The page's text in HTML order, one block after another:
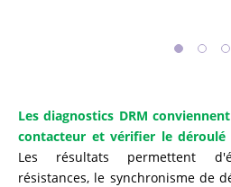
Les diagnostics DRM
contacteur et vérifier le
Les résultats permettent
résistances, le synchronisme de